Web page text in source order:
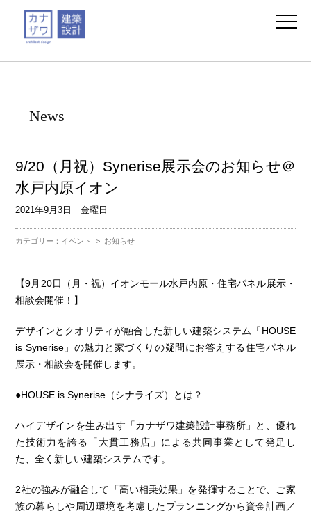
News
9/20（月祝）Synerise展示会のお知らせ＠
水戸内原イオン
2021年9月3日 金曜日
カテゴリー： イベント > お知らせ
【9月20日（月・祝）イオンモール水戸内原・住宅パネル展示・
相談会開催！】
デザインとクオリティが融合した新しい建築システム「HOUSE
is Synerise」の魅力と家づくりの疑問にお答えする住宅パネル
展示・相談会を開催します。
●HOUSE is Synerise（シナライズ）とは？
ハイデザインを生み出す「カナザワ建築設計事務所」と、優れ
た技術力を誇る「大貫工務店」による共同事業として発足し
た、全く新しい建築システムです。
2社の強みが融合して「高い相乗効果」を発揮することで、ご家
族の暮らしや周辺環境を考慮したプランニングから資金計画／